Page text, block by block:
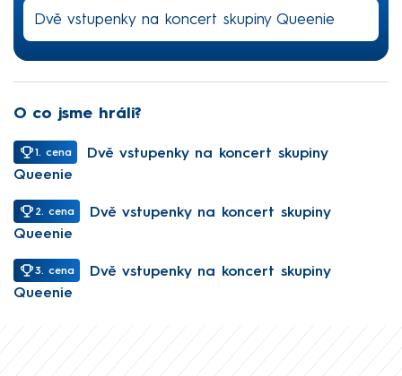
Dvě vstupenky na koncert skupiny Queenie
O co jsme hráli?
1. cena
Dvě vstupenky na koncert skupiny
Queenie
2. cena
Dvě vstupenky na koncert skupiny
Queenie
3. cena
Dvě vstupenky na koncert skupiny
Queenie